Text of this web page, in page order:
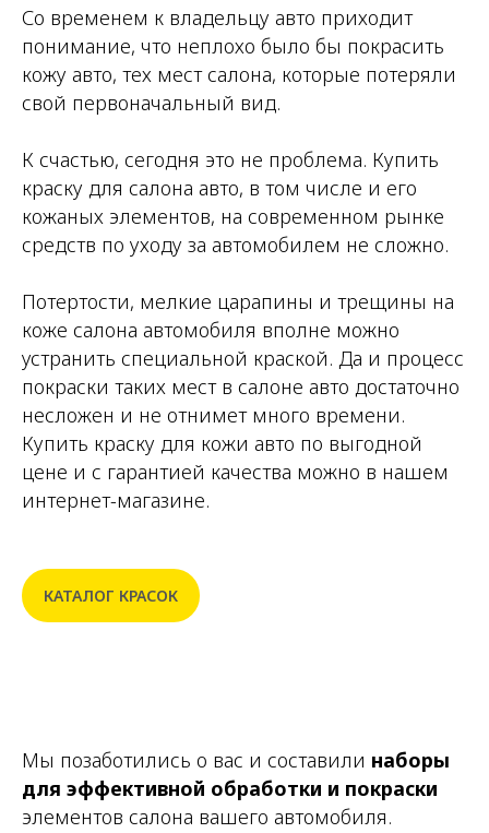
Со временем к владельцу авто приходит
понимание, что неплохо было бы покрасить
кожу авто, тех мест салона, которые потеряли
свой первоначальный вид.
К счастью, сегодня это не проблема. Купить
краску для салона авто, в том числе и его
кожаных элементов, на современном рынке
средств по уходу за автомобилем не сложно.
Потертости, мелкие царапины и трещины на
коже салона автомобиля вполне можно
устранить специальной краской. Да и процесс
покраски таких мест в салоне авто достаточно
несложен и не отнимет много времени.
Купить краску для кожи авто по выгодной
цене и с гарантией качества можно в нашем
интернет-магазине.
КАТАЛОГ КРАСОК
Мы позаботились о вас и составили наборы
для эффективной обработки и покраски
элементов салона вашего автомобиля.